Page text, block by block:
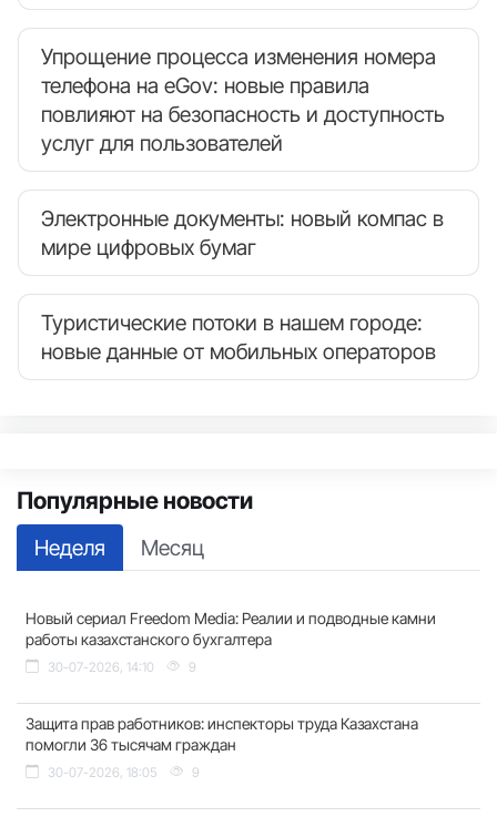
Упрощение процесса изменения номера
телефона на eGov: новые правила
повлияют на безопасность и доступность
услуг для пользователей
Электронные документы: новый компас в
мире цифровых бумаг
Туристические потоки в нашем городе:
новые данные от мобильных операторов
Популярные новости
Неделя Месяц
Новый сериал Freedom Media: Реалии и подводные камни
работы казахстанского бухгалтера
30-07-2026, 14:10 9
Защита прав работников: инспекторы труда Казахстана
помогли 36 тысячам граждан
30-07-2026, 18:05 9